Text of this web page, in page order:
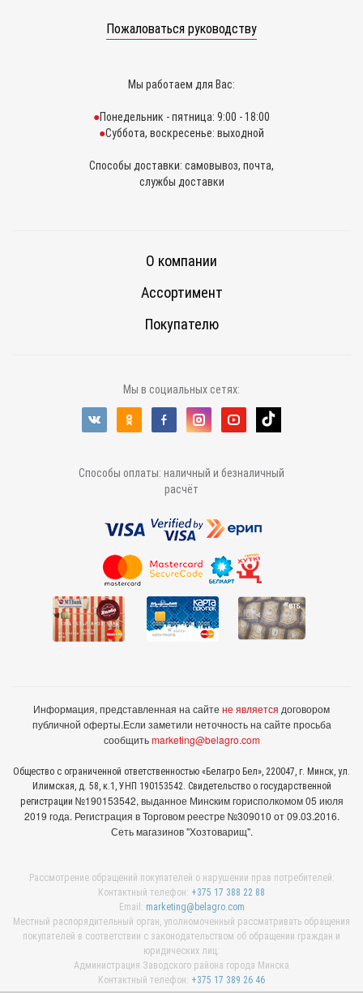
Пожаловаться руководству
Мы работаем для Вас:
Понедельник - пятница: 9:00 - 18:00
Суббота, воскресенье: выходной
Способы доставки: самовывоз, почта,
службы доставки
О компании
Ассортимент
Покупателю
Мы в социальных сетях:
Способы оплаты: наличный и безналичный
расчёт
Информация, представленная на сайте не является договором
публичной оферты.Если заметили неточность на сайте просьба
сообщитьmarketing@belagro.com
Общество с ограниченной ответственностью «Белагро Бел», 220047, г. Минск, ул.
Илимская, д. 58, к.1, УНП 190153542. Свидетельство о государственной
регистрации №190153542, выданное Минcким горисполкомом 05 июля
2019 года. Регистрация в Торговом реестре №309010 от 09.03.2016.
Сеть магазинов "Хозтоварищ".
Рассмотрение обращений покупателей о нарушении прав потребителей:
Контактный телефон: +375 17 388 22 88
Email: marketing@belagro.com
Местный распорядительный орган, уполномоченный рассматривать обращения
покупателей в соответствии с законодательством об обращении граждан и
юридических лиц:
Администрация Заводского района города Минска
Контактный телефон: +375 17 389 26 46